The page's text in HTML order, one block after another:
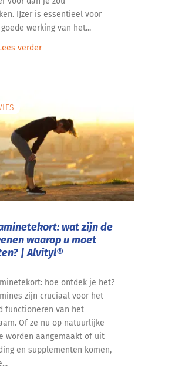
IJzer is essentieel voor
werking van het...
verder
wat zijn de
waarop u moet
| Alvityl®
hoe ontdek je het?
zijn cruciaal voor het
functioneren van het
Of ze nu op natuurlijke
worden aangemaakt of uit
en supplementen komen,